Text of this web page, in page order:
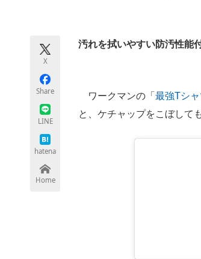
X
Share
LINE
hatena
Home
汚れを拭いやすい防汚性能付
ワークマンの「 最強Tシャ
と、ケチャップをこぼして